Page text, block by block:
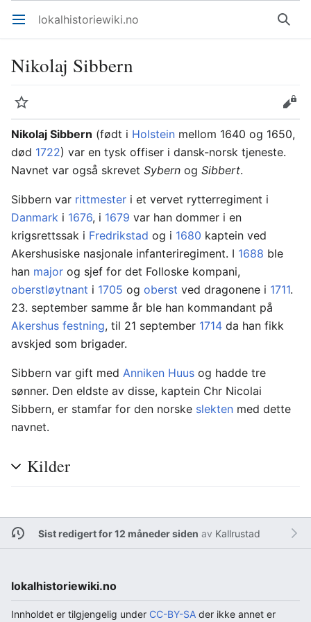
Åpne hovedmenyen lokalhistoriewiki.no Søk
Nikolaj Sibbern
Overvåk
Rediger
Nikolaj Sibbern (født i Holstein mellom 1640 og 1650,
død 1722) var en tysk offiser i dansk-norsk tjeneste.
Navnet var også skrevet Sybern og Sibbert.
Sibbern var rittmester i et vervet rytterregiment i
Danmark i 1676, i 1679 var han dommer i en
krigsrettssak i Fredrikstad og i 1680 kaptein ved
Akershusiske nasjonale infanteriregiment. I 1688 ble
han major og sjef for det Folloske kompani,
oberstløytnant i 1705 og oberst ved dragonene i 1711.
23. september samme år ble han kommandant på
Akershus festning, til 21 september 1714 da han fikk
avskjed som brigader.
Sibbern var gift med Anniken Huus og hadde tre
sønner. Den eldste av disse, kaptein Chr Nicolai
Sibbern, er stamfar for den norske slekten med dette
navnet.
Kilder
Sist redigert for 12 måneder siden av Kallrustad
lokalhistoriewiki.no
Innholdet er tilgjengelig under CC-BY-SA der ikke annet er